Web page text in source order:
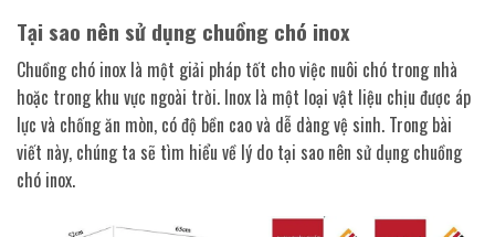
Tại sao nên sử dụng chuồng chó inox
Chuồng chó inox là một giải pháp tốt cho việc nuôi chó trong nhà
hoặc trong khu vực ngoài trời. Inox là một loại vật liệu chịu được áp
lực và chống ăn mòn, có độ bền cao và dễ dàng vệ sinh. Trong bài
viết này, chúng ta sẽ tìm hiểu về lý do tại sao nên sử dụng chuồng
chó inox.